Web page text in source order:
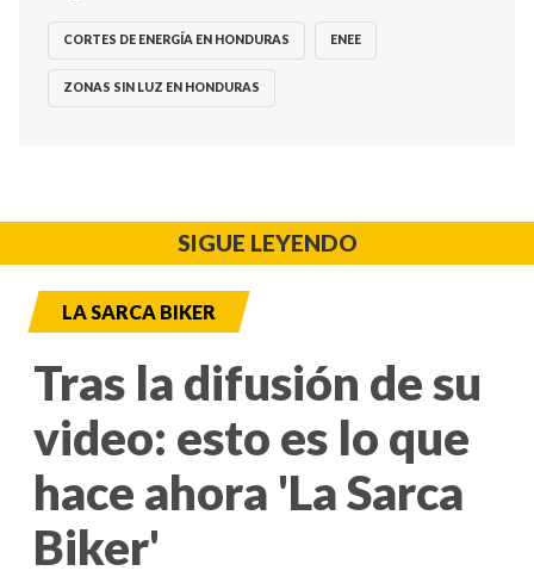
CORTES DE ENERGÍA EN HONDURAS ENEE
ZONAS SIN LUZ EN HONDURAS
SIGUE LEYENDO
LA SARCA BIKER
Tras la difusión de su
video: esto es lo que
hace ahora 'La Sarca
Biker'